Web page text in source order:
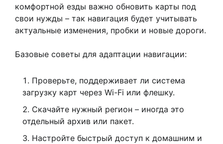
комфортной езды важно обновить карты под
свои нужды – так навигация будет учитывать
актуальные изменения, пробки и новые дороги.
Базовые советы для адаптации навигации:
Проверьте, поддерживает ли система
загрузку карт через Wi-Fi или флешку.
Скачайте нужный регион – иногда это
отдельный архив или пакет.
Настройте быстрый доступ к домашним и